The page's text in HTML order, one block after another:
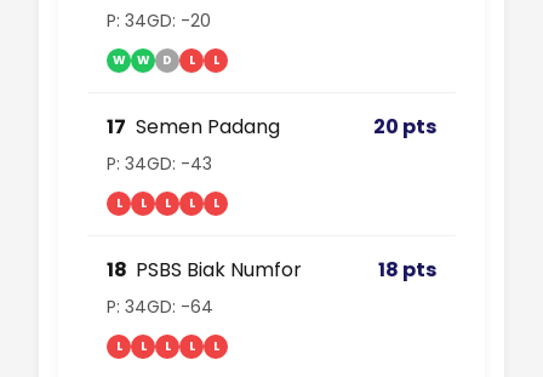
P: 34GD: -20
W W D L L
17 Semen Padang 20 pts
P: 34GD: -43
L L L L L
18 PSBS Biak Numfor 18 pts
P: 34GD: -64
L L L L L